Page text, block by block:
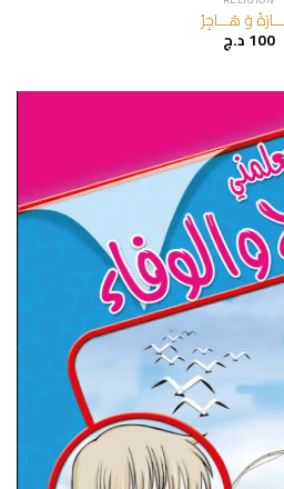
وَ هَـــاجِرُ
100د.ج